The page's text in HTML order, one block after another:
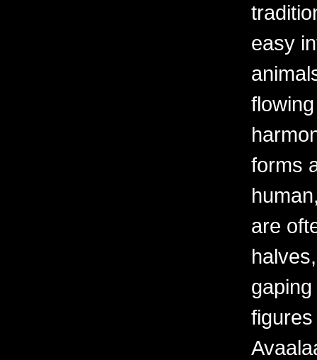
easy
forms
are